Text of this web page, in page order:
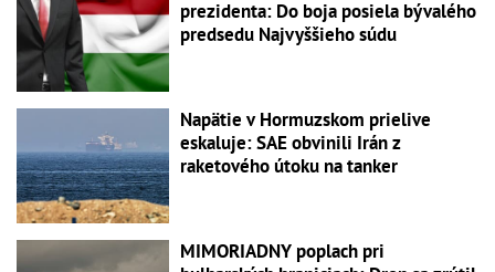
prezidenta: Do boja posiela bývalého
predsedu Najvyššieho súdu
Napätie v Hormuzskom prielive
eskaluje: SAE obvinili Irán z
raketového útoku na tanker
MIMORIADNY poplach pri